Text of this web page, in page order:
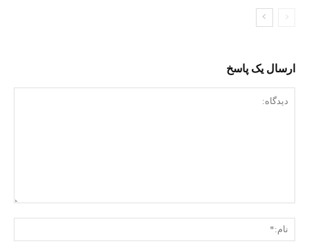
ارسال یک پاسخ